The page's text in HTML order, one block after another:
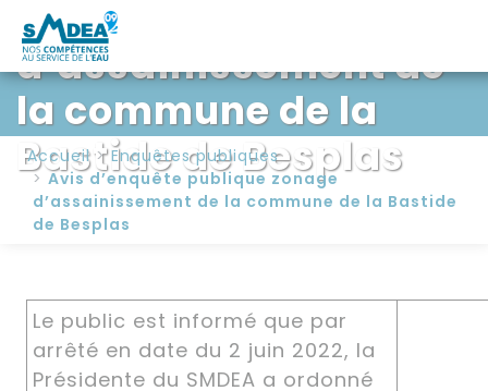
publique zonage
d’assainissement de
la commune de la
Bastide de Besplas
Accueil
Enquêtes publiques
Avis d’enquête publique zonage
d’assainissement de la commune de la Bastide
de Besplas
Le public est informé que par
arrêté en date du 2 juin 2022, la
Présidente du SMDEA a ordonné